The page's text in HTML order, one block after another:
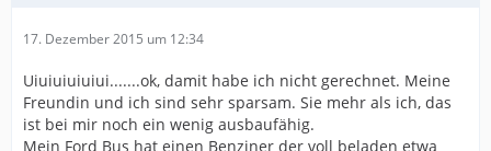
17. Dezember 2015 um 12:34
Uiuiuiuiuiui.......ok, damit habe ich nicht gerechnet. Meine
Freundin und ich sind sehr sparsam. Sie mehr als ich, das
ist bei mir noch ein wenig ausbaufähig.
Mein Ford Bus hat einen Benziner der voll beladen etwa